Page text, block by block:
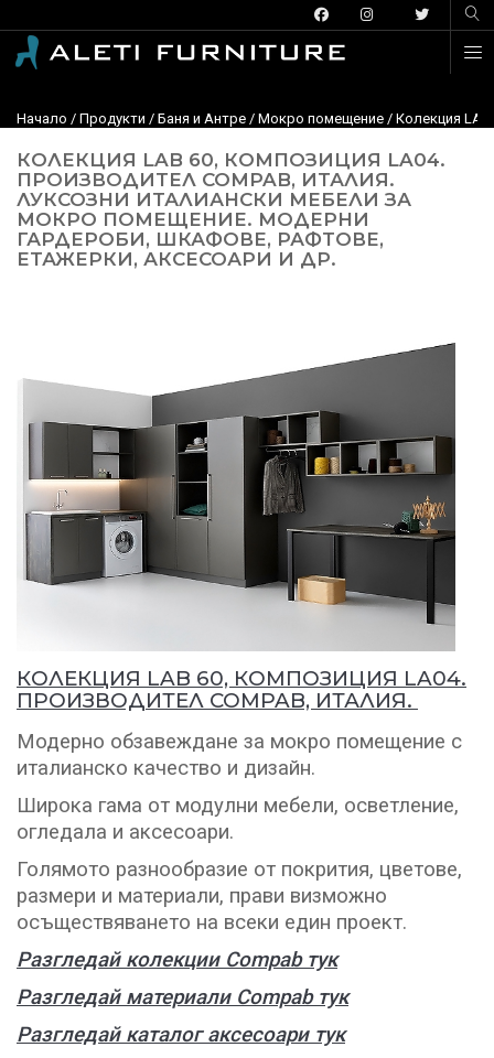
Начало / Продукти / Баня и Антре / Мокро помещение / Колекция
КОЛЕКЦИЯ LAB 60, КОМПОЗИЦИЯ LA04.
ПРОИЗВОДИТЕЛ COMPAB, ИТАЛИЯ.
ЛУКСОЗНИ ИТАЛИАНСКИ МЕБЕЛИ ЗА
МОКРО ПОМЕЩЕНИЕ. МОДЕРНИ
ГАРДЕРОБИ, ШКАФОВЕ, РАФТОВЕ,
ЕТАЖЕРКИ, АКСЕСОАРИ И ДР.
КОЛЕКЦИЯ LAB 60, КОМПОЗИЦИЯ LA04.
ПРОИЗВОДИТЕЛ COMPAB, ИТАЛИЯ.
Модерно обзавеждане за мокро помещение с
италианско качество и дизайн.
Широка гама от модулни мебели, осветление,
огледала и аксесоари.
Голямото разнообразие от покрития, цветове,
размери и материали, прави визможно
осъществяването на всеки един проект.
Разгледай колекции Compab тук
Разгледай материали Compab тук
Разгледай каталог аксесоари тук